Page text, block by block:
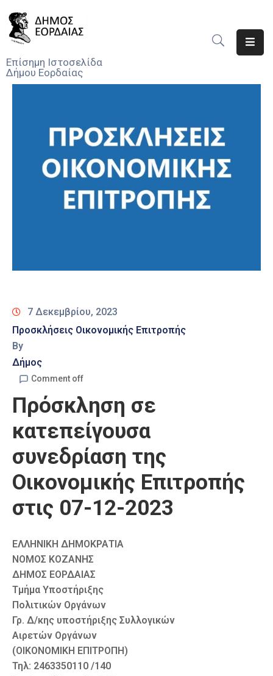
Επίσημη Ιστοσελίδα
Δήμου Εορδαίας
Ο
Υπηρεσίες
Προσκλήσεις
7 Δεκεμβρίου, 2023
Προσκλήσεις Οικονομικής Επιτροπής
By
Δήμος
Comment off
Πρόσκληση σε
κατεπείγουσα
συνεδρίαση της
Οικονομικής Επιτροπής
στις 07-12-2023
ΕΛΛΗΝΙΚΗ ΔΗΜΟΚΡΑΤΙΑ
ΝΟΜΟΣ ΚΟΖΑΝΗΣ
ΔΗΜΟΣ ΕΟΡΔΑΙΑΣ
Τμήμα Υποστήριξης
Πολιτικών Οργάνων
Γρ. Δ/κης υποστήριξης Συλλογικών
Αιρετών Οργάνων
(ΟΙΚΟΝΟΜΙΚΗ ΕΠΙΤΡΟΠΗ)
Τηλ: 2463350110 /140